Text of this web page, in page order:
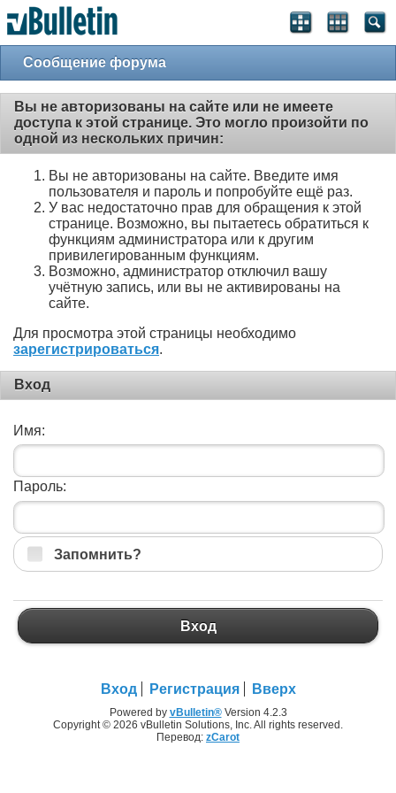
Сообщение форума
Вы не авторизованы на сайте или не имеете
доступа к этой странице. Это могло произойти по
одной из нескольких причин:
Вы не авторизованы на сайте. Введите имя
пользователя и пароль и попробуйте ещё раз.
У вас недостаточно прав для обращения к этой
странице. Возможно, вы пытаетесь обратиться к
функциям администратора или к другим
привилегированным функциям.
Возможно, администратор отключил вашу
учётную запись, или вы не активированы на
сайте.
Для просмотра этой страницы необходимо
зарегистрироваться.
Вход
Имя:
Пароль:
Запомнить?
Вход
Вход Регистрация Вверх
Powered by vBulletin®Version 4.2.3
Copyright © 2026 vBulletin Solutions, Inc. All rights reserved.
Перевод: zCarot